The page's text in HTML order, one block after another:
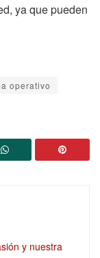
ya que pueden
operativo
y nuestra